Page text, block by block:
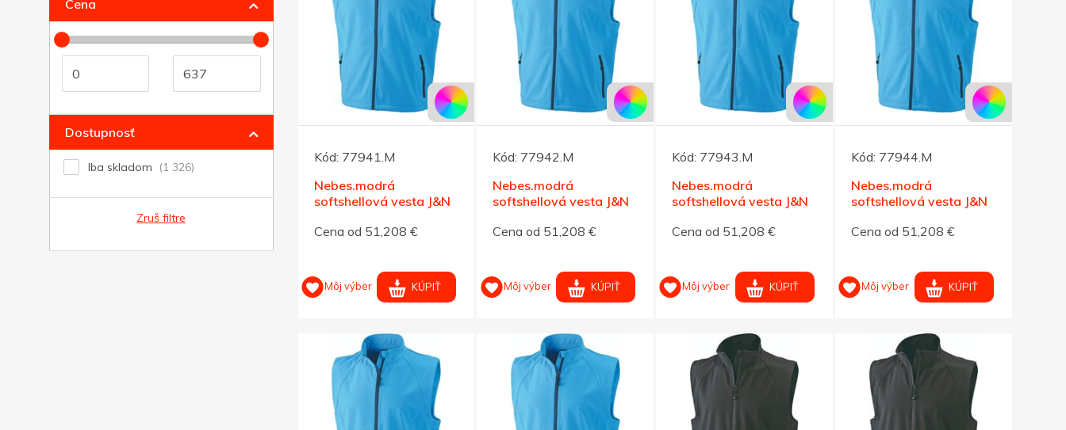
Cena
Dostupnosť
Iba skladom
Zruš filtre
Kód: 77941.M
Nebes.modrá
softshellová vesta J&N
Cena od 51,208 €
Môj výber KÚPIŤ
Kód: 77942.M
Nebes.modrá
softshellová vesta J&N
Cena od 51,208 €
Môj výber KÚPIŤ
Kód: 77943.M
Nebes.modrá
softshellová vesta J&N
Cena od 51,208 €
Môj výber KÚPIŤ
Kód: 77944.M
Nebes.modrá
softshellová vesta J&N
Cena od 51,208 €
Môj výber KÚPIŤ